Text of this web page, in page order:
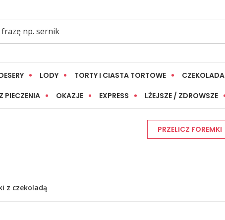
LODY TORTY I CIASTA TORTOWE CZEKOLADA
PIECZENIA OKAZJE EXPRESS LŻEJSZE / ZDROWSZE
PRZELICZ FOREMKI
z czekoladą